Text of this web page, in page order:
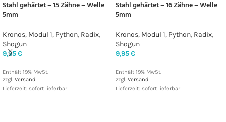
Stahl gehärtet – 15 Zähne – Welle
5mm
Kronos, Modul 1, Python, Radix,
Shogun
9,95€
Enthält 19% MwSt.
zzgl. Versand
Lieferzeit: sofort lieferbar
Stahl gehärtet – 16 Zähne – Welle
5mm
Kronos, Modul 1, Python, Radix,
Shogun
9,95€
Enthält 19% MwSt.
zzgl. Versand
Lieferzeit: sofort lieferbar